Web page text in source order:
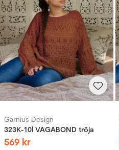
Garnius Design
323K-10l VAGABOND tröja
569 kr